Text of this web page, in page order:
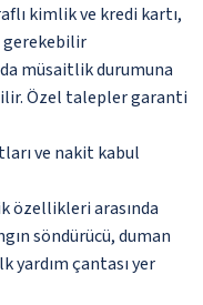
kimlik ve kredi kartı,
gerekebilir
müsaitlik durumuna
Özel talepler garanti
ve nakit kabul
özellikleri arasında
söndürücü, duman
yardım çantası yer